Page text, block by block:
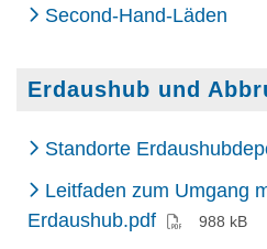
Second-Hand-Läden
Erdaushub und
Standorte
Leitfaden zum Umgang
Erdaushub.pdf
988 kB